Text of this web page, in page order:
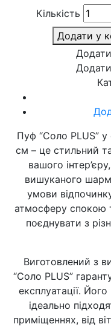
Кількість
Додати у
Пуф “Соло PLUS”
см – це стильний
вашого
вишуканого
умови
атмосферу спокою
поєднувати з
Виготовлений з
“Соло PLUS”
експлуатації.
ідеально
приміщеннях, від